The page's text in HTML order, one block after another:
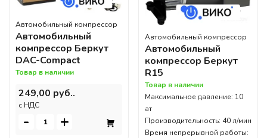
Автомобильный компрессор
Автомобильный
компрессор Беркут
DAC-Compact
Товар в наличии
249,00 руб..
c НДС
- +
Автомобильный компрессор
Автомобильный
компрессор Беркут
R15
Товар в наличии
Максимальное давление: 10
ат
Производительность: 40 л/мин
Время непрерывной работы: